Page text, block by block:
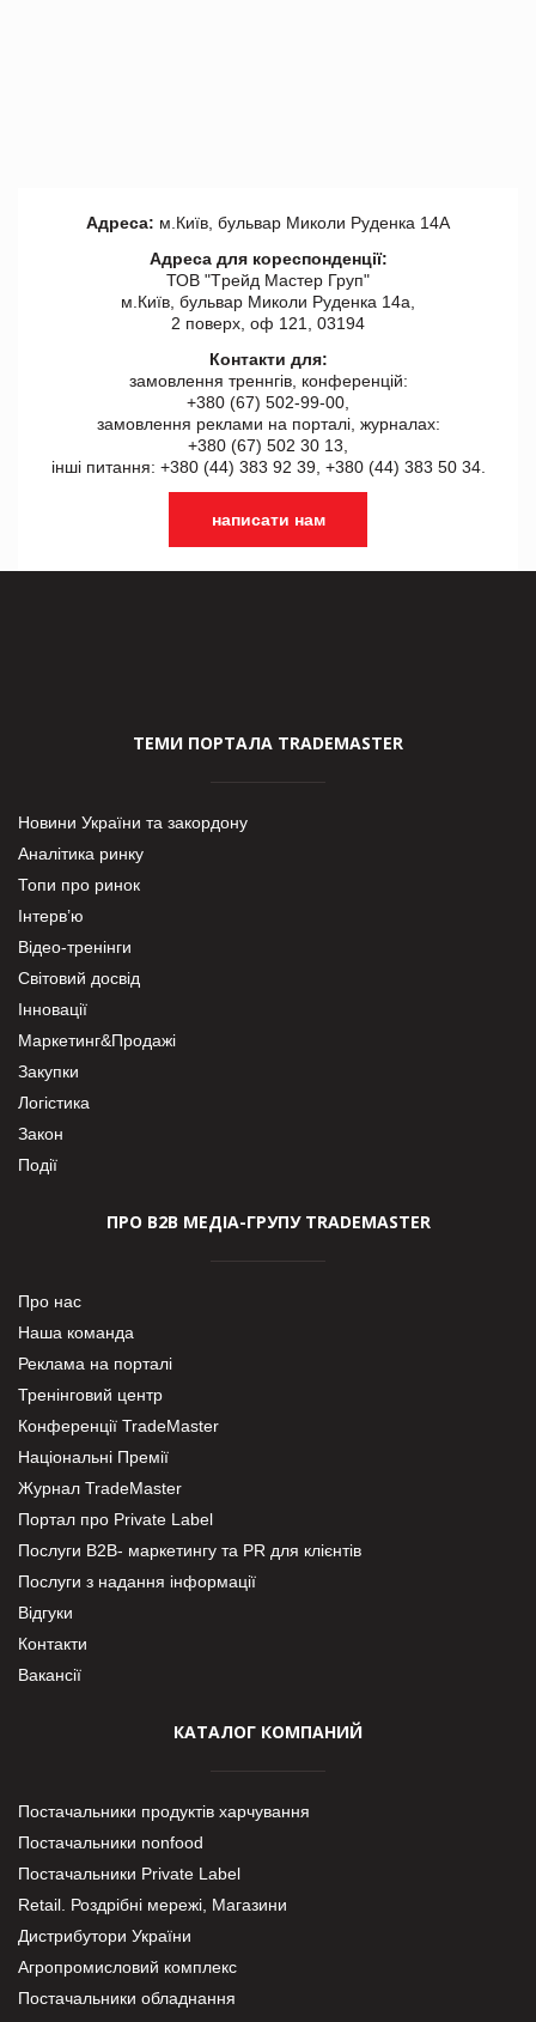
Адреса: м.Київ, бульвар Миколи Руденка 14А
Адреса для кореспонденції:
ТОВ "Tрейд Мастер Груп"
м.Київ, бульвар Миколи Руденка 14а,
2 поверх, оф 121, 03194
Контакти для:
замовлення треннгів, конференцій:
+380 (67) 502-99-00,
замовлення реклами на порталі, журналах:
+380 (67) 502 30 13,
інші питання: +380 (44) 383 92 39, +380 (44) 383 50 34.
написати нам
ТЕМИ ПОРТАЛА TRADEMASTER
Новини України та закордону
Аналітика ринку
Топи про ринок
Інтерв’ю
Відео-тренінги
Світовий досвід
Інновації
Маркетинг&Продажі
Закупки
Логістика
Закон
Події
ПРО В2В МЕДІА-ГРУПУ TRADEMASTER
Про нас
Наша команда
Реклама на порталі
Тренінговий центр
Конференції TradeMaster
Національні Премії
Журнал TradeMaster
Портал про Private Label
Послуги В2В- маркетингу та PR для клієнтів
Послуги з надання інформації
Відгуки
Контакти
Вакансії
КАТАЛОГ КОМПАНИЙ
Постачальники продуктів харчування
Постачальники nonfood
Постачальники Private Label
Retail. Роздрібні мережі, Магазини
Дистрибутори України
Агропромисловий комплекс
Постачальники обладнання